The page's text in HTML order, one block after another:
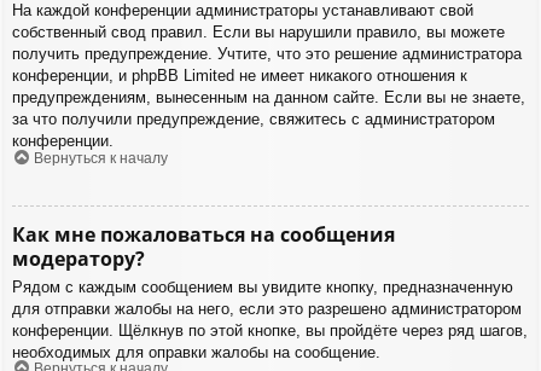
На каждой конференции администраторы устанавливают свой
собственный свод правил. Если вы нарушили правило, вы можете
получить предупреждение. Учтите, что это решение администратора
конференции, и phpBB Limited не имеет никакого отношения к
предупреждениям, вынесенным на данном сайте. Если вы не знаете,
за что получили предупреждение, свяжитесь с администратором
конференции.
Вернуться к началу
Как мне пожаловаться на сообщения
модератору?
Рядом с каждым сообщением вы увидите кнопку, предназначенную
для отправки жалобы на него, если это разрешено администратором
конференции. Щёлкнув по этой кнопке, вы пройдёте через ряд шагов,
необходимых для оправки жалобы на сообщение.